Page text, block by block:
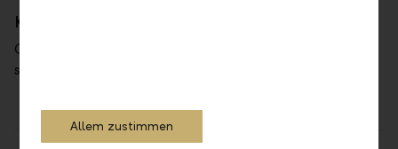
Kontakt
Gerne können Sie uns unter
support_onlineservices@llb.li kontaktieren.
Allem zustimmen